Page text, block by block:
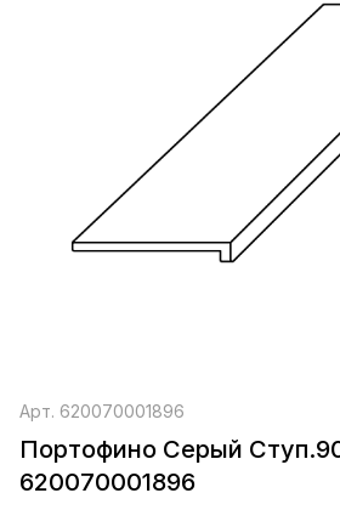
Арт. 620070001896
Портофино Серый
620070001896